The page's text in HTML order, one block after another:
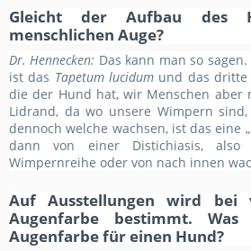
Gleicht der Aufbau des
menschlichen Auge?
Dr. Hennecken: Das kann man so
ist das Tapetum lucidum und das dritte
die der Hund hat, wir Menschen aber
Lidrand, da wo unsere Wimpern
dennoch welche wachsen, ist das eine
dann von einer Distichiasis, also
Wimpernreihe oder von nach innen
Auf Ausstellungen wird bei
Augenfarbe bestimmt.
Augenfarbe für einen Hund?